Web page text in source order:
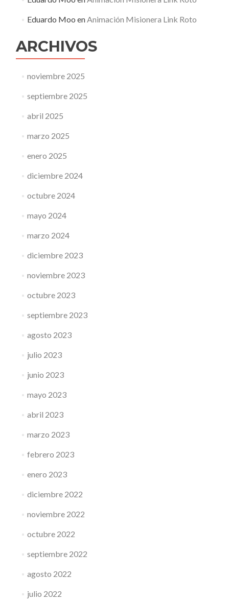
Eduardo Moo enAnimación Misionera Link Roto
ARCHIVOS
noviembre 2025
septiembre 2025
abril 2025
marzo 2025
enero 2025
diciembre 2024
octubre 2024
mayo 2024
marzo 2024
diciembre 2023
noviembre 2023
octubre 2023
septiembre 2023
agosto 2023
julio 2023
junio 2023
mayo 2023
abril 2023
marzo 2023
febrero 2023
enero 2023
diciembre 2022
noviembre 2022
octubre 2022
septiembre 2022
agosto 2022
julio 2022